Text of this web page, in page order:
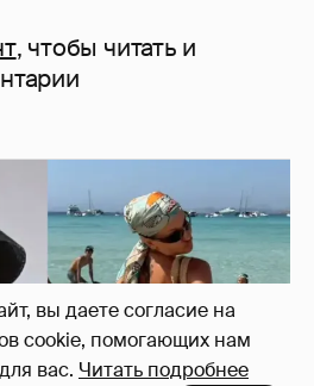
вы даете согласие на
cookie, помогающих нам
вас. Читать подробнее
, чтобы читать и